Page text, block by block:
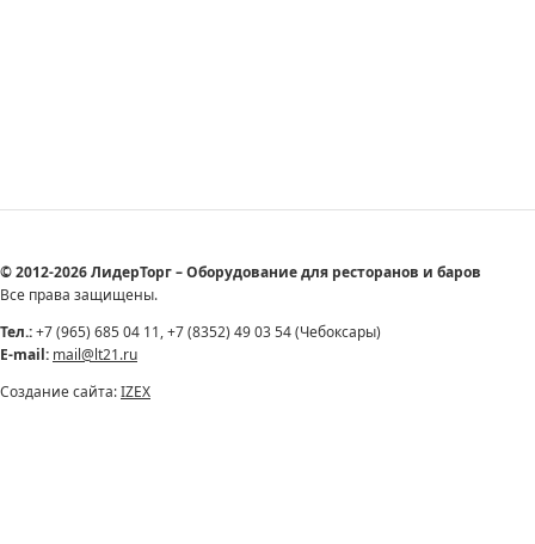
© 2012-2026 ЛидерТорг – Оборудование для ресторанов и баров
Все права защищены.
Тел.:+7 (965) 685 04 11, +7 (8352) 49 03 54 (Чебоксары)
E-mail: mail@lt21.ru
Создание сайта:IZEX